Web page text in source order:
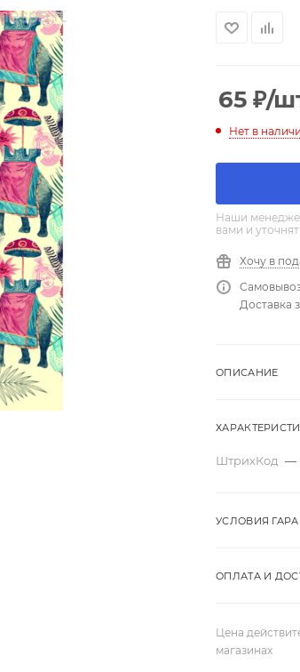
65 ₽/
Нет в
Наши
вами и
Хочу в
Доставка
ОПИСАНИЕ
ШтрихКод —
УСЛОВИЯ
ОПЛАТА И
Цена
магазинах